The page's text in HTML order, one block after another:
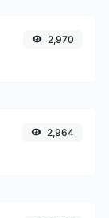
2,970
2,964